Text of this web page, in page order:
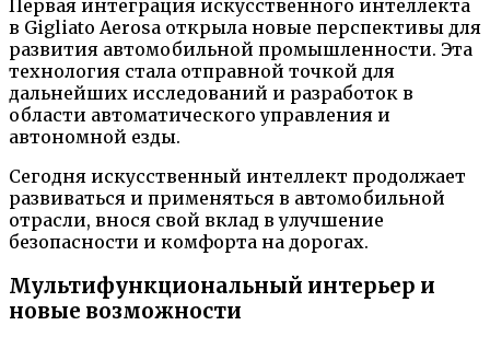
Первая интеграция искусственного интеллекта
в Gigliato Aerosa открыла новые перспективы для
развития автомобильной промышленности. Эта
технология стала отправной точкой для
дальнейших исследований и разработок в
области автоматического управления и
автономной езды.
Сегодня искусственный интеллект продолжает
развиваться и применяться в автомобильной
отрасли, внося свой вклад в улучшение
безопасности и комфорта на дорогах.
Мультифункциональный интерьер и
новые возможности